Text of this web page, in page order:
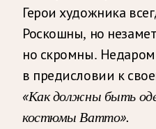
Герои художника
Роскошны, но
но скромны.
в предисловии к
«Как должны быть
костюмы Ватто».